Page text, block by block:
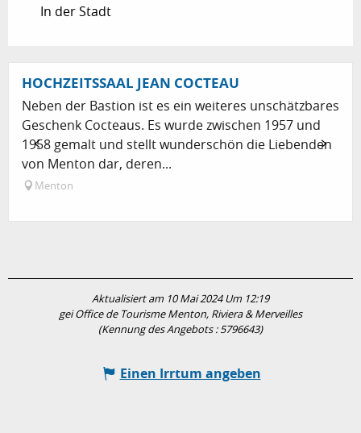
In der Stadt
HOCHZEITSSAAL JEAN COCTEAU
Neben der Bastion ist es ein weiteres unschätzbares
Geschenk Cocteaus. Es wurde zwischen 1957 und
1958 gemalt und stellt wunderschön die Liebenden
von Menton dar, deren...
Menton
Aktualisiert am 10 Mai 2024 Um 12:19
gei Office de Tourisme Menton, Riviera & Merveilles
(Kennung des Angebots :5796643)
Einen Irrtum angeben